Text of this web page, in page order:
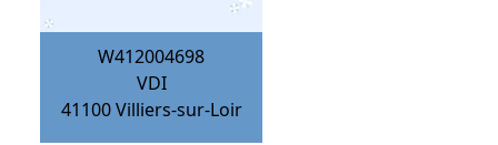
W412004698
VDI
41100 Villiers-sur-Loir